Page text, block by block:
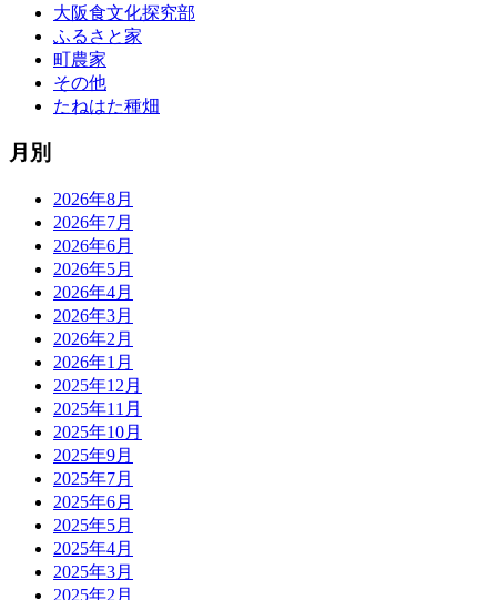
大阪食文化探究部
ふるさと家
町農家
その他
たねはた種畑
月別
2026年8月
2026年7月
2026年6月
2026年5月
2026年4月
2026年3月
2026年2月
2026年1月
2025年12月
2025年11月
2025年10月
2025年9月
2025年7月
2025年6月
2025年5月
2025年4月
2025年3月
2025年2月